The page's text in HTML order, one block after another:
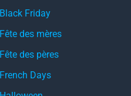
Black Friday
Fête des mères
Fête des pères
French Days